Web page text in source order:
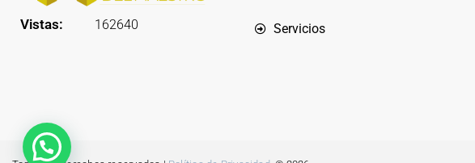
Vistas: 162640 Servicios